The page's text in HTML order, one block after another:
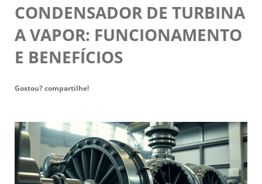
CONDENSADOR DE TURBINA
A VAPOR: FUNCIONAMENTO
E BENEFÍCIOS
Gostou? compartilhe!